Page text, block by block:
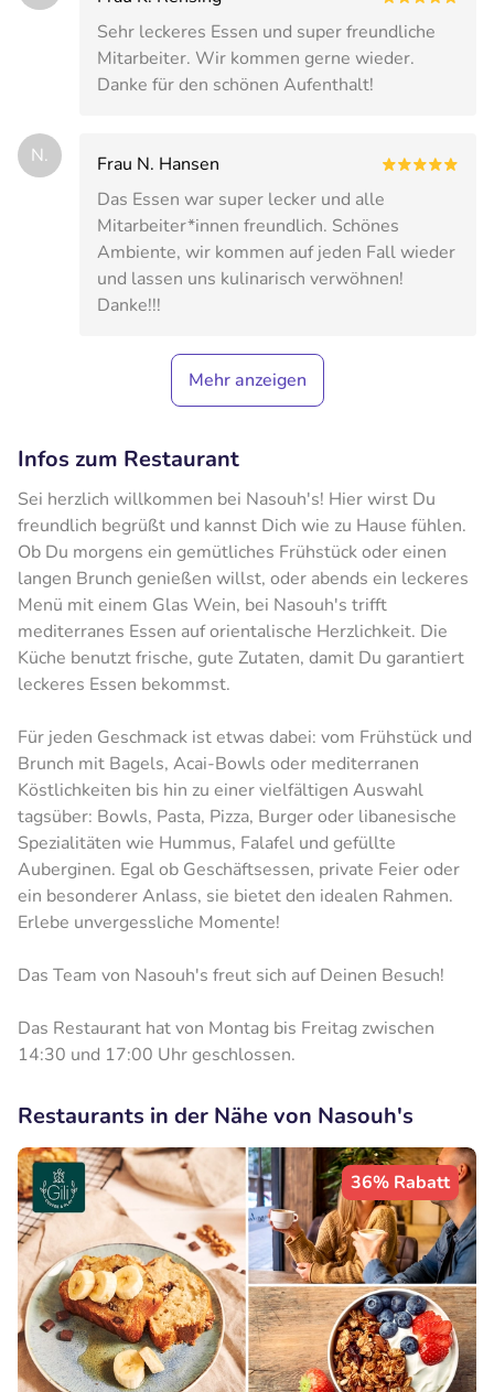
Sehr leckeres Essen und super freundliche
Mitarbeiter. Wir kommen gerne wieder.
Danke für den schönen Aufenthalt!
N.
Frau N. Hansen
Das Essen war super lecker und alle
Mitarbeiter*innen freundlich. Schönes
Ambiente, wir kommen auf jeden Fall wieder
und lassen uns kulinarisch verwöhnen!
Danke!!!
Mehr anzeigen
Infos zum Restaurant
Sei herzlich willkommen bei Nasouh's! Hier wirst Du
freundlich begrüßt und kannst Dich wie zu Hause fühlen.
Ob Du morgens ein gemütliches Frühstück oder einen
langen Brunch genießen willst, oder abends ein leckeres
Menü mit einem Glas Wein, bei Nasouh's trifft
mediterranes Essen auf orientalische Herzlichkeit. Die
Küche benutzt frische, gute Zutaten, damit Du garantiert
leckeres Essen bekommst.
Für jeden Geschmack ist etwas dabei: vom Frühstück und
Brunch mit Bagels, Acai‑Bowls oder mediterranen
Köstlichkeiten bis hin zu einer vielfältigen Auswahl
tagsüber: Bowls, Pasta, Pizza, Burger oder libanesische
Spezialitäten wie Hummus, Falafel und gefüllte
Auberginen. Egal ob Geschäftsessen, private Feier oder
ein besonderer Anlass, sie bietet den idealen Rahmen.
Erlebe unvergessliche Momente!
Das Team von Nasouh's freut sich auf Deinen Besuch!
Das Restaurant hat von Montag bis Freitag zwischen
14:30 und 17:00 Uhr geschlossen.
Restaurants in der Nähe von Nasouh's
36% Rabatt